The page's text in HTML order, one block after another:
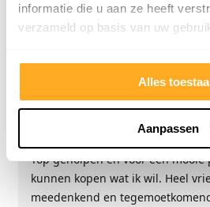
informatie die u aan ze heeft
verzameld op basis van uw
Alles
Aanpassen
Wat onze klanten
Onze klanten beoordelen
Hester Schaap
Top geholpen en voor een mooie
kunnen kopen wat ik wil. Heel
meedenkend en